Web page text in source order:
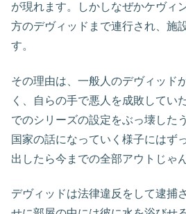
が現れます。しかしなぜかケヴィ
方のデヴィッドまで連行され、施
す。
その理由は、一般人のデヴィッド
く、自らの手で悪人を成敗してい
でのシリーズの設定をぶっ壊した
国家の話になっていく様子にはず
出したら今までの全部アウトじゃん
デヴィッドは法律違反をして逮捕